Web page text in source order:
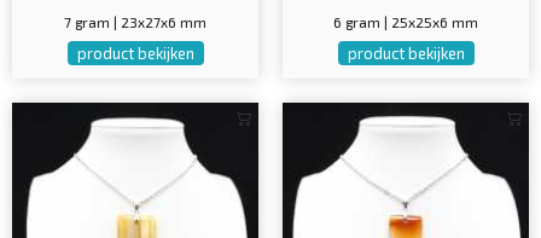
7 gram | 23x27x6 mm
product bekijken
6 gram | 25x25x6 mm
product bekijken